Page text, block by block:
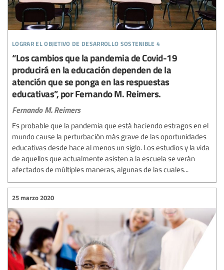
lograr el objetivo de desarrollo sostenible 4
“Los cambios que la pandemia de Covid-19
producirá en la educación dependen de la
atención que se ponga en las respuestas
educativas”, por Fernando M. Reimers.
Fernando M. Reimers
Es probable que la pandemia que está haciendo estragos en el
mundo cause la perturbación más grave de las oportunidades
educativas desde hace al menos un siglo. Los estudios y la vida
de aquellos que actualmente asisten a la escuela se verán
afectados de múltiples maneras, algunas de las cuales...
25 marzo 2020